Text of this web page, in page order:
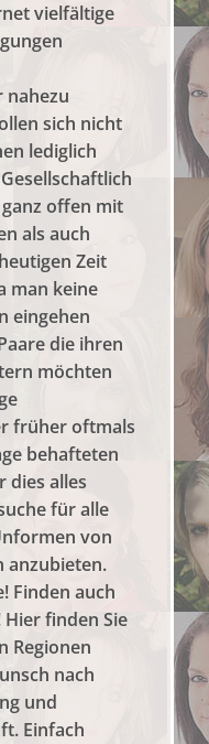
vielfältige
nahezu
sich nicht
lediglich
offen mit
als auch
Zeit
man keine
eingehen
die ihren
möchten
früher oftmals
behafteten
dies alles
für alle
von
anzubieten.
Finden auch
Hier finden Sie
Regionen
nach
und
Einfach